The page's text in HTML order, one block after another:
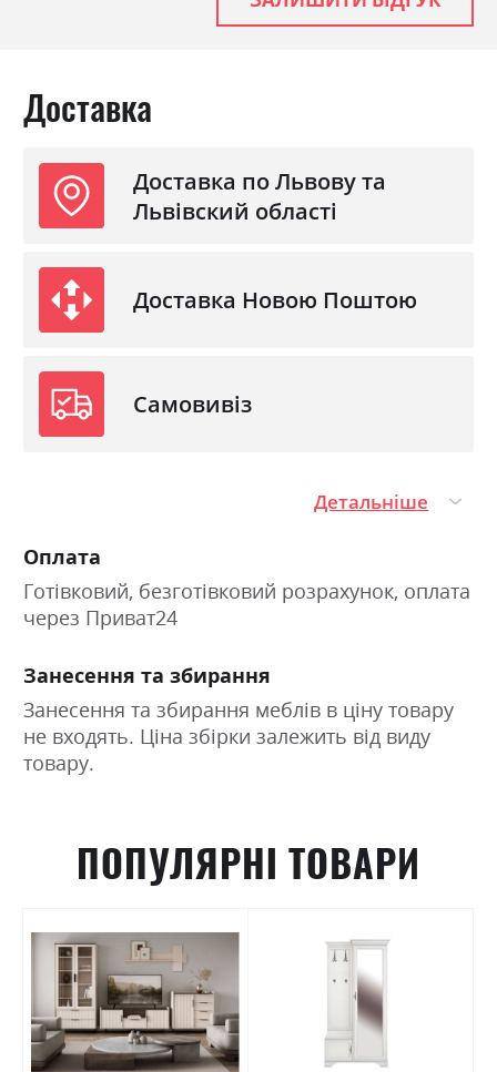
Доставка
Доставка по Львову та
Львівский області
Доставка Новою Поштою
Самовивіз
Детальніше
Оплата
Готівковий, безготівковий розрахунок, оплата
через Приват24
Занесення та збирання
Занесення та збирання меблів в ціну товару
не входять. Ціна збірки залежить від виду
товару.
ПОПУЛЯРНІ ТОВАРИ